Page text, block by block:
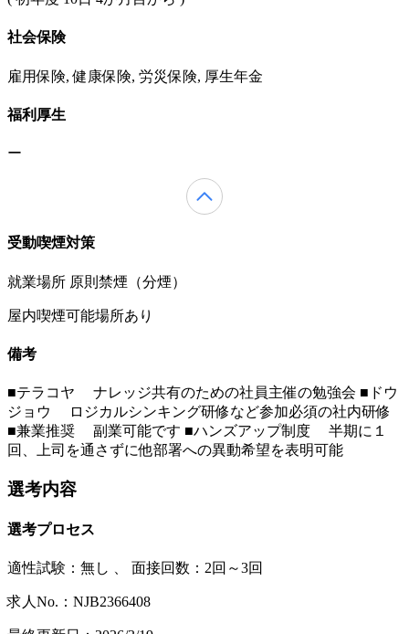
社会保険
雇用保険, 健康保険, 労災保険, 厚生年金
福利厚生
ー
受動喫煙対策
就業場所 原則禁煙（分煙）
屋内喫煙可能場所あり
備考
■テラコヤ ナレッジ共有のための社員主催の勉強会 ■ドウ
ジョウ ロジカルシンキング研修など参加必須の社内研修
■兼業推奨 副業可能です ■ハンズアップ制度 半期に１
回、上司を通さずに他部署への異動希望を表明可能
選考内容
選考プロセス
適性試験： 無し 、 面接回数：2回～3回
求人No.：NJB2366408